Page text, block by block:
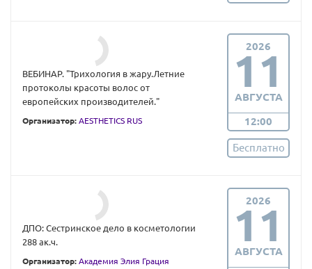
ВЕБИНАР. "Трихология в жару.Летние
протоколы красоты волос от
европейских производителей."
Организатор: AESTHETICS RUS
2026
11
АВГУСТА
12:00
Бесплатно
ДПО: Сестринское дело в косметологии
288 ак.ч.
Организатор: Академия Элия Грация
2026
11
АВГУСТА